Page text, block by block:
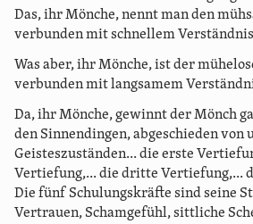
Das, ihr Mönche, nennt man den
verbunden mit schnellem
Was aber, ihr Mönche, ist der
verbunden mit langsamem
Da, ihr Mönche, gewinnt der Mönch
den Sinnendingen, abgeschieden von
Geisteszuständen... die erste
Vertiefung,... die dritte Vertiefung,...
Die fünf Schulungskräfte sind seine
Vertrauen, Schamgefühl, sittliche